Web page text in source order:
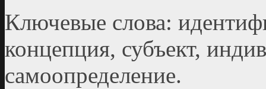
Ключевые слова:
концепция, субъект,
самоопределение.